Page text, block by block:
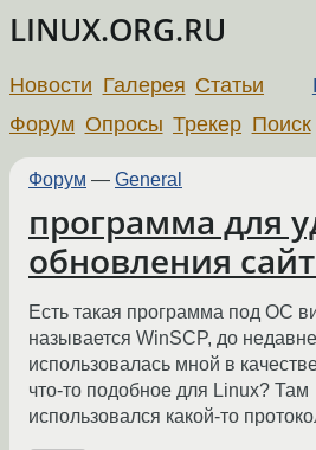
LINUX.ORG.RU
Новости Галерея Статьи
Форум Опросы Трекер Поиск
Форум — General
программа для
обновления
Есть такая программа под ОС
называется WinSCP, до
использовалась мной в
что-то подобное для Linux? Там
использовался какой-то